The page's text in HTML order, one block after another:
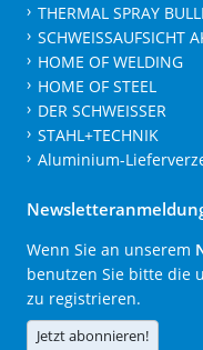
THERMAL SPRAY
SCHWEISSAUFSICHT
HOME OF WELDING
HOME OF STEEL
DER SCHWEISSER
STAHL+TECHNIK
Aluminium-
Wenn Sie an unserem
benutzen Sie bitte die
zu registrieren.
Jetzt abonnieren!